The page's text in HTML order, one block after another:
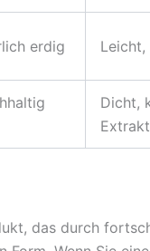
erdig
Dicht,
das durch